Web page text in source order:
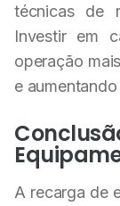
técnicas de
Investir em
operação
e
A recarga de